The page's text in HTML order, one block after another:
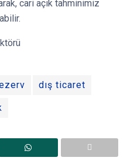
cari açık tahminimiz
dış ticaret